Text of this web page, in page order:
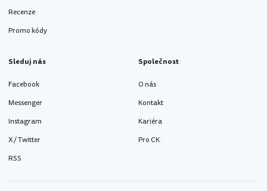
Recenze
Promo kódy
Sleduj nás
Facebook
Messenger
Instagram
X / Twitter
RSS
Společnost
O nás
Kontakt
Kariéra
Pro CK